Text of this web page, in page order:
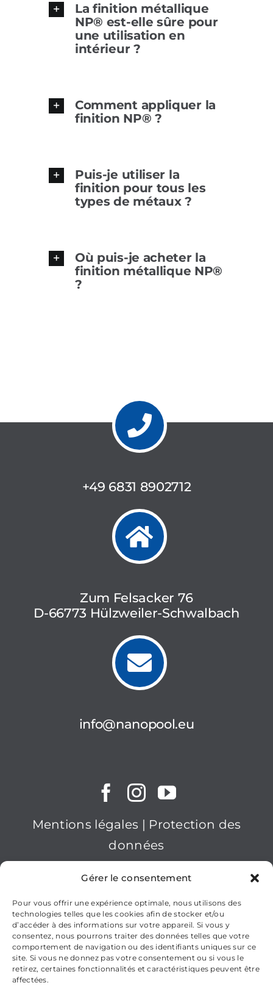
Gérer le consentement
Pour vous offrir une expérience optimale, nous utilisons des
technologies telles que les cookies afin de stocker et/ou
d’accéder à des informations sur votre appareil. Si vous y
consentez, nous pourrons traiter des données telles que votre
comportement de navigation ou des identifiants uniques sur ce
site. Si vous ne donnez pas votre consentement ou si vous le
retirez, certaines fonctionnalités et caractéristiques peuvent être
affectées.
La finition métallique
NP® est-elle sûre pour
une utilisation en
intérieur ?
Comment appliquer la
finition NP® ?
Puis-je utiliser la
finition pour tous les
types de métaux ?
Où puis-je acheter la
finition métallique NP®
?
+49 6831 8902712
Zum Felsacker 76
D-66773 Hülzweiler-Schwalbach
info@nanopool.eu
Mentions légales | Protection des
données
2025nanopool GmbH